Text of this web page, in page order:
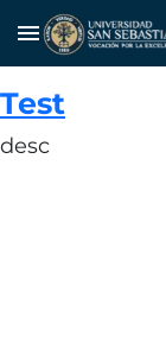
menu
Test
desc